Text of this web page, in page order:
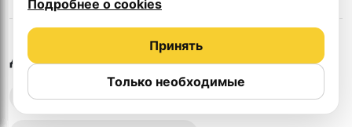
Другие студии в Липецке
Выездная запись подкастов
Подробнее о cookies
Только необходимые
Принять